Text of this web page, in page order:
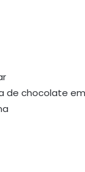
de chocolate